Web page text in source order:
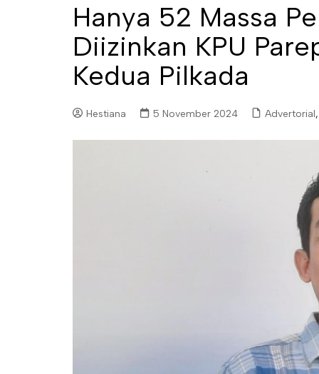
Hanya 52 Massa
Diizinkan KPU
Kedua Pilkada
Hestiana 5 November 2024 Advertorial,